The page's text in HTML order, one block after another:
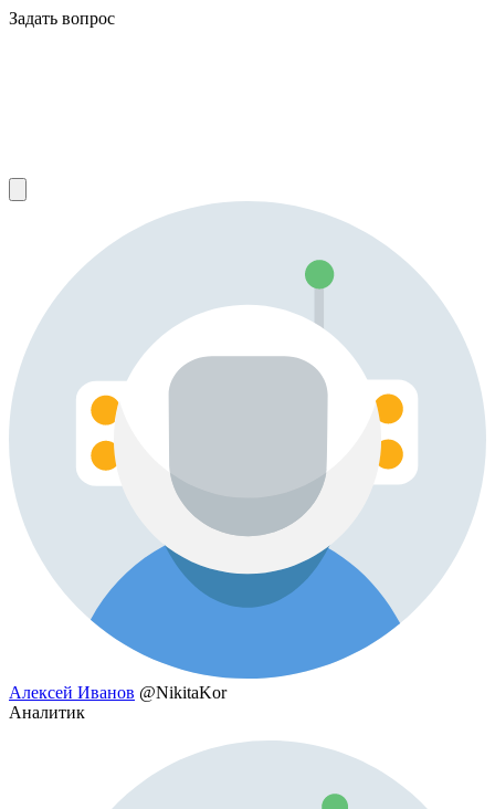
Задать вопрос
Алексей Иванов @NikitaKor
Аналитик